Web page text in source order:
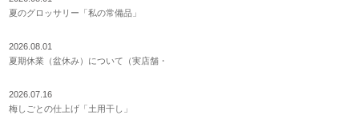
夏のグロッサリー「私の常備品」
2026.08.01
夏期休業（盆休み）について（実店舗・
2026.07.16
梅しごとの仕上げ「土用干し」